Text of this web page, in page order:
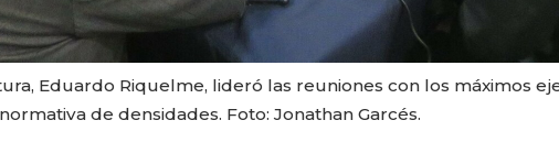
Eduardo Riquelme, lideró las reuniones con los máximos
de densidades. Foto: Jonathan Garcés.